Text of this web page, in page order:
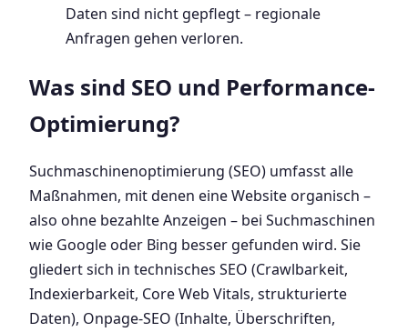
Daten sind nicht gepflegt – regionale
Anfragen gehen verloren.
Was sind SEO und Performance-
Optimierung?
Suchmaschinenoptimierung (SEO) umfasst alle
Maßnahmen, mit denen eine Website organisch –
also ohne bezahlte Anzeigen – bei Suchmaschinen
wie Google oder Bing besser gefunden wird. Sie
gliedert sich in technisches SEO (Crawlbarkeit,
Indexierbarkeit, Core Web Vitals, strukturierte
Daten), Onpage-SEO (Inhalte, Überschriften,